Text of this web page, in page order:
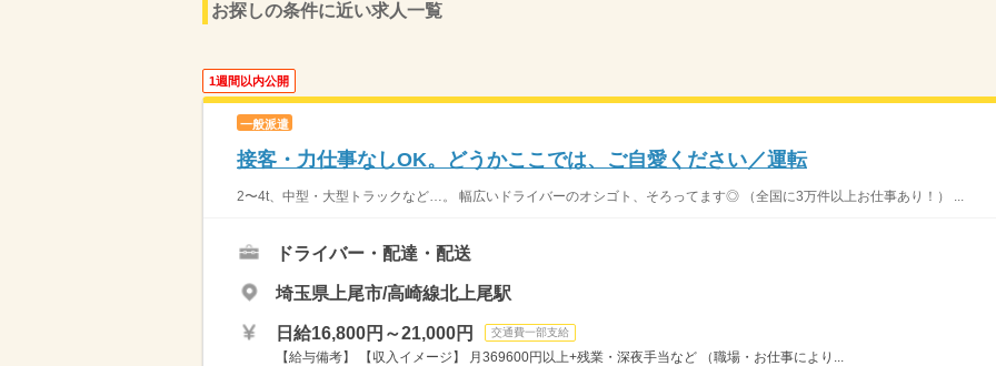
お探しの条件に近い求人一覧
1週間以内公開
一般派遣
接客・力仕事なしOK。どうかここでは、ご自愛ください／運転
2〜4t、中型・大型トラックなど…。 幅広いドライバーのオシゴト、そろってます◎ （全国に3万件以上お仕事あり！） ...
ドライバー・配達・配送
埼玉県上尾市/高崎線北上尾駅
日給16,800円～21,000円 交通費一部支給
【給与備考】 【収入イメージ】 月369600円以上+残業・深夜手当など （職場・お仕事により...